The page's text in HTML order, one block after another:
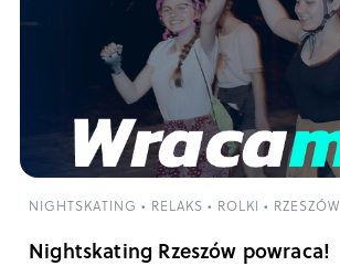
NIGHTSKATING • RELAKS • ROLKI • RZESZÓW
Nightskating Rzeszów powraca!